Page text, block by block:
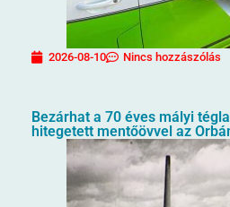
2026-08-10 Nincs hozzászólás
Bezárhat a 70 éves mályi
hitegetett mentőövvel az